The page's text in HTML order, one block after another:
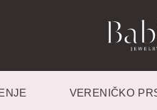
VERENIČKO